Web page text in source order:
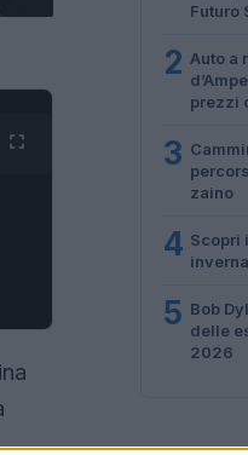
Futuro
2 Auto a
prezzi
3
zaino
4 Scopri
5 Bob
delle
2026